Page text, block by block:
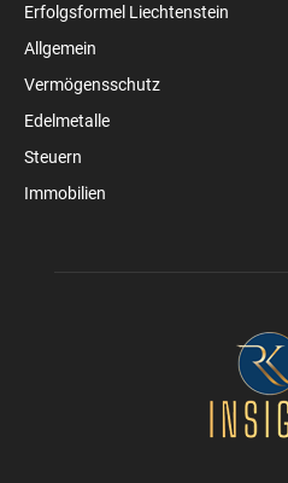
Erfolgsformel Liechtenstein
Allgemein
Vermögensschutz
Edelmetalle
Steuern
Immobilien